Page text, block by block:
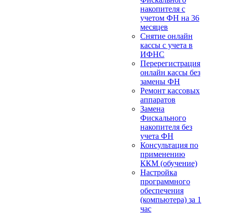
накопителя с
учетом ФН на 36
месяцев
Снятие онлайн
кассы с учета в
ИФНС
Перерегистрация
онлайн кассы без
замены ФН
Ремонт кассовых
аппаратов
Замена
Фискального
накопителя без
учета ФН
Консультация по
применению
ККМ (обучение)
Настройка
программного
обеспечения
(компьютера) за 1
час